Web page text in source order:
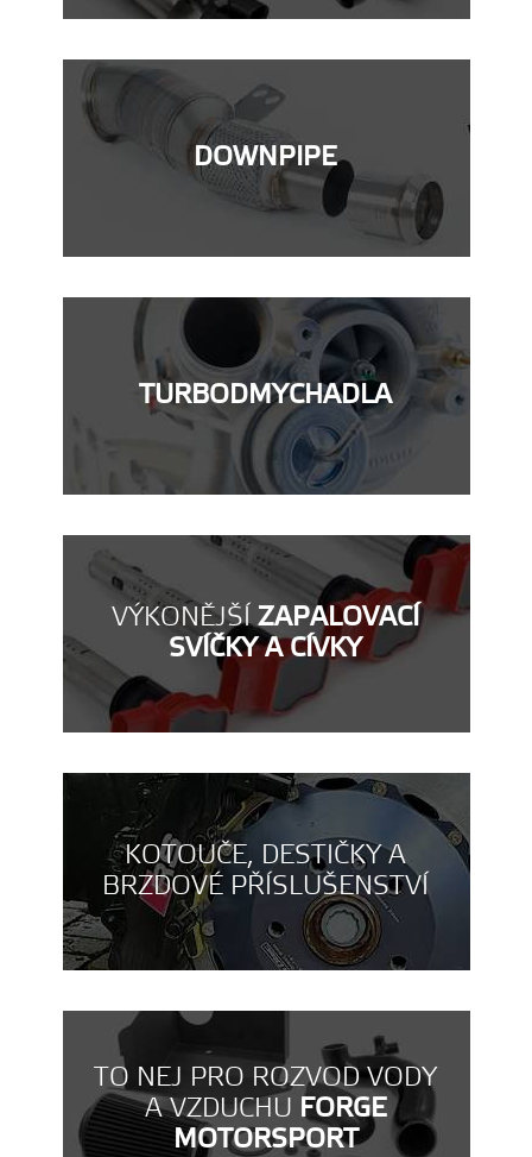
DOWNPIPE
TURBODMYCHADLA
VÝKONĚJŠÍZAPALOVACÍ
SVÍČKY A CÍVKY
KOTOUČE, DESTIČKY A
BRZDOVÉ PŘÍSLUŠENSTVÍ
TO NEJ PRO ROZVOD VODY
A VZDUCHU FORGE
MOTORSPORT